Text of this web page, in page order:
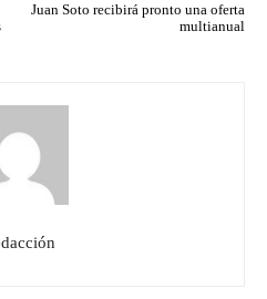
Juan Soto recibirá pronto una oferta
multianual